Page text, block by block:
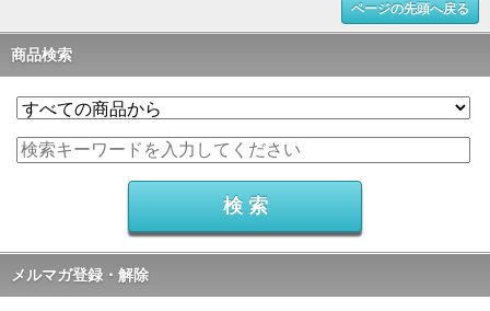
ページの先頭へ戻る
商品検索
メルマガ登録・解除